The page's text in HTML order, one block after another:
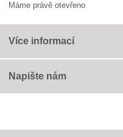
Máme právě otevřeno
Více informací
Napište nám